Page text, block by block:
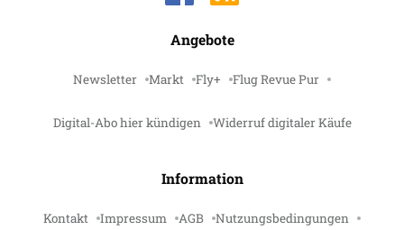
Angebote
Newsletter Markt Fly+ Flug Revue Pur
Digital-Abo hier kündigen Widerruf digitaler Käufe
Information
Kontakt Impressum AGB Nutzungsbedingungen